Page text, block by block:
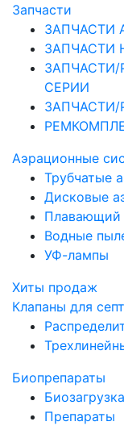
Запчасти
ЗАПЧАСТИ
ЗАПЧАСТИ
ЗАПЧАСТИ/
СЕРИИ
ЗАПЧАСТИ/
Аэрационные
Трубчатые
Дисковые
Плавающий
Водные
УФ-лампы
Хиты продаж
Клапаны для
Биопрепараты
Биозагрузка
Препараты